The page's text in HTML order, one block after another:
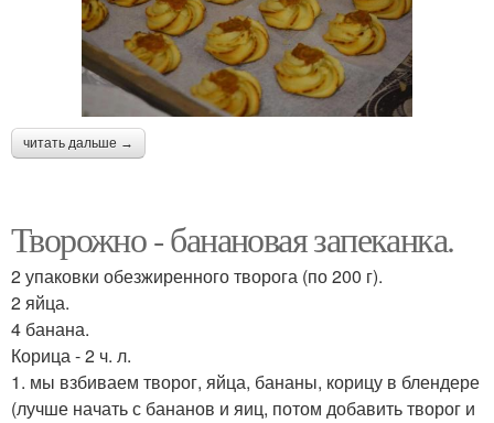
читать дальше →
Творожно - банановая запеканка.
2 упаковки обезжиренного творога (по 200 г).
2 яйца.
4 банана.
Корица - 2 ч. л.
1. мы взбиваем творог, яйца, бананы, корицу в блендере
(лучше начать с бананов и яиц, потом добавить творог и